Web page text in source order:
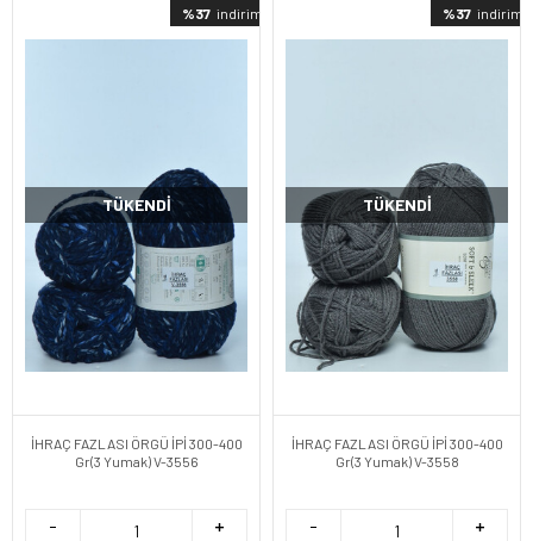
%37 indirimli
TÜKENDI
İHRAÇ FAZLASI ÖRGÜ İPİ 300-400
Gr(3 Yumak) V-3556
%37 indirimli
TÜKENDI
İHRAÇ FAZLASI ÖRGÜ İPİ 300-400
Gr(3 Yumak) V-3558